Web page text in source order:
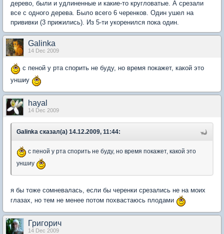
дерево, были и удлиненные и какие-то кругловатые. А срезали
все с одного дерева. Было всего 6 черенков. Один ушел на
прививки (3 прижились). Из 5-ти укоренился пока один.
Galinka
14 Dec 2009
с пеной у рта спорить не буду, но время покажет, какой это
уншиу
hayal
14 Dec 2009
Galinka сказал(а) 14.12.2009, 11:44:
с пеной у рта спорить не буду, но время покажет, какой это
уншиу
я бы тоже сомневалась, если бы черенки срезались не на моих
глазах, но тем не менее потом похвастаюсь плодами
Григорич
14 Dec 2009